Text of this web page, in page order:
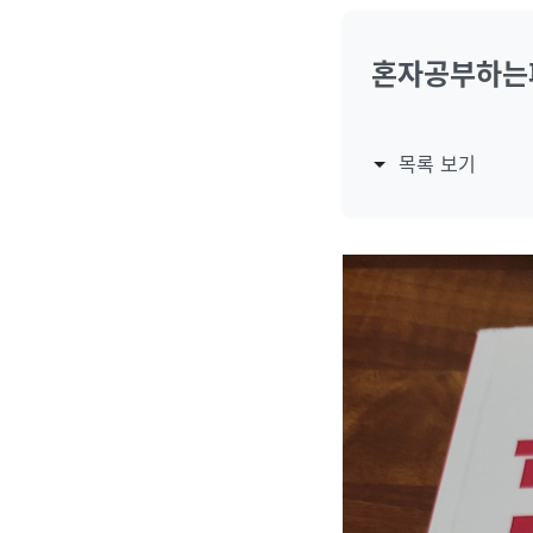
혼자공부하
목록 보기